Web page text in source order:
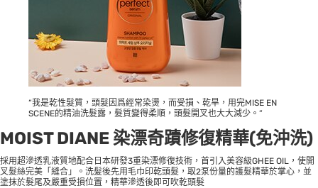
“我是乾性髮質，頭髮因爲經常染燙，而受損、乾旱，用完MISE EN
SCENE的精油洗髮露，髮質變得柔順，頭髮開叉也大大減少。”
MOIST DIANE 染漂奇蹟修復精華(免沖洗)
採用超滲透乳液質地配合日本研發3重染漂修復技術，首引入美容級GHEE OIL，使開
叉髮絲完美「縫合」。洗髪後先用毛巾印乾頭髮，取2泵份量的護髮精華於掌心，並
塗抹於髮尾及嚴重受損位置，精華滲透後即可吹乾頭髮